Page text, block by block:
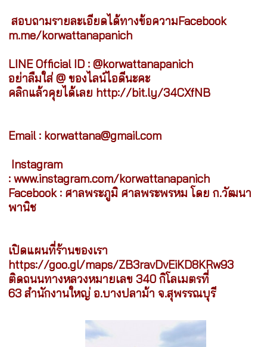
สอบถามรายละเอียดได้ทางข้อความFacebook
m.me/korwattanapanich
LINE Official ID : @korwattanapanich
อย่าลืมใส่ @ ของไลน์ไอดีนะคะ
คลิกแล้วคุยได้เลย http://bit.ly/34CXfNB
Email : korwattana@gmail.com
Instagram
:www.instagram.com/korwattanapanich
Facebook : ศาลพระภูมิ ศาลพระพรหม โดย ก.วัฒนา
พานิช
เปิดแผนที่ร้านของเรา
https://goo.gl/maps/ZB3ravDvEiKD8KRw93
ติดถนนทางหลวงหมายเลข 340 กิโลเมตรที่
63 สำนักงานใหญ่ อ.บางปลาม้า จ.สุพรรณบุรี